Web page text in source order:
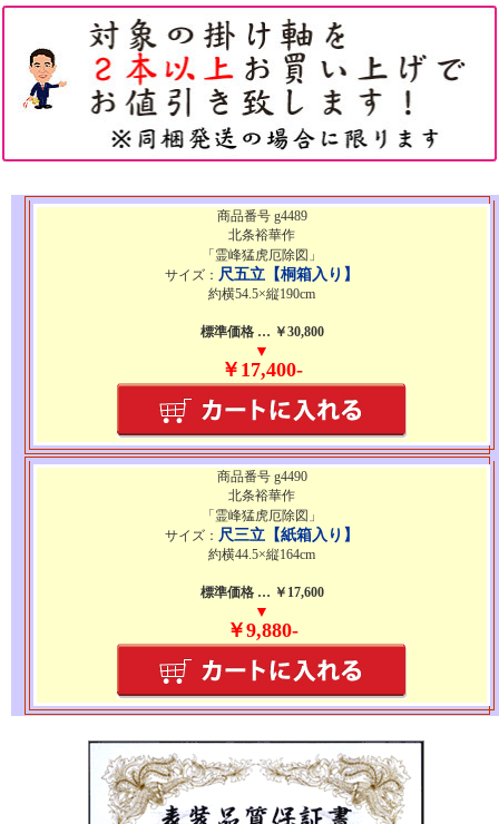
商品番号 g4489
北条裕華作
「霊峰猛虎厄除図」
サイズ： 尺五立【桐箱入り】
約横54.5×縦190cm
標準価格 … ￥30,800
▼
￥17,400-
商品番号 g4490
北条裕華作
「霊峰猛虎厄除図」
サイズ： 尺三立【紙箱入り】
約横44.5×縦164cm
標準価格 … ￥17,600
▼
￥9,880-